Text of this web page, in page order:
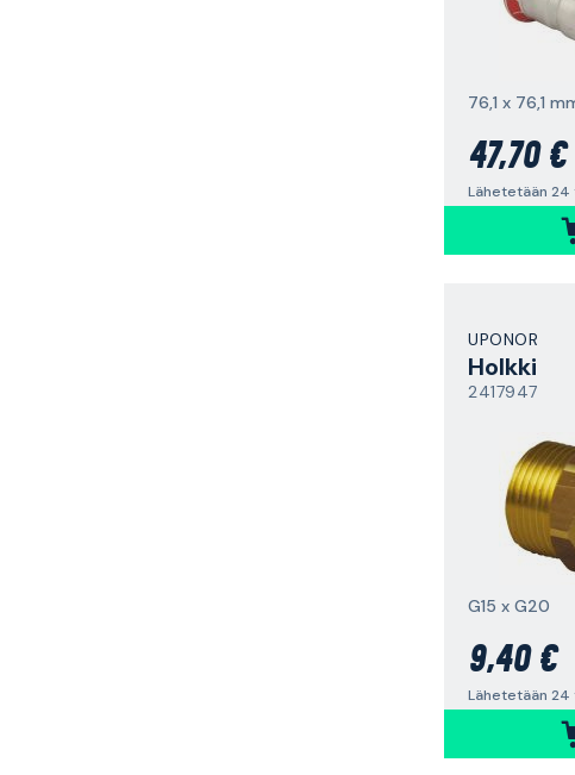
47,70 €
Lähetetään 24
UPONOR
Holkki
2417947
G15 x G20
9,40 €
Lähetetään 24